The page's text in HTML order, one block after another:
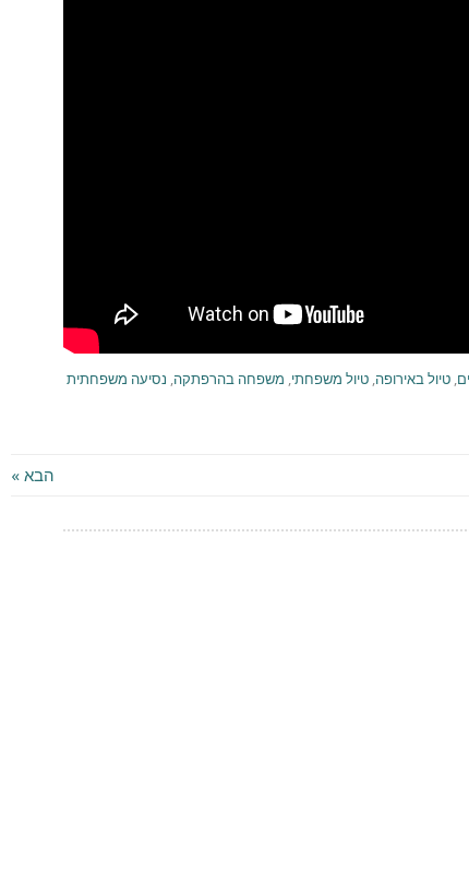
, טיול באירופה, טיול משפחתי, משפחה בהרפתקה, נסיעה משפחתית
הבא »